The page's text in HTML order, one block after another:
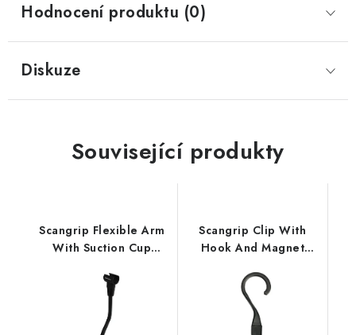
Hodnocení produktu (0)
Diskuze
Související produkty
Scangrip Flexible Arm
With Suction Cup
přísavkou Line Light
Scangrip Clip With
Hook And Magnet
magnetem pro Pro
Line Light